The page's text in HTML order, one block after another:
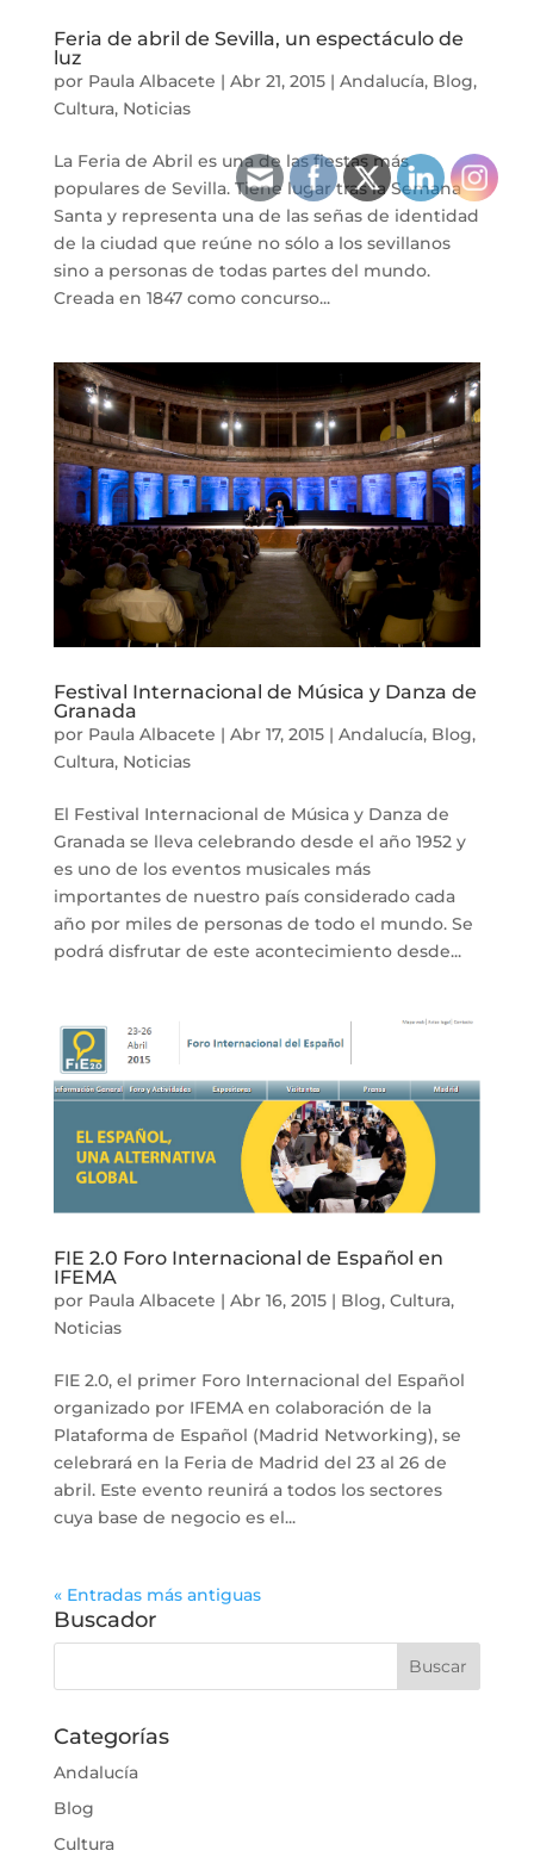
Feria de abril de Sevilla, un espectáculo de
luz
por Paula Albacete | Abr 21, 2015| Andalucía, Blog,
Cultura, Noticias
La Feria de Abril es una de las fiestas más
populares de Sevilla. Tiene lugar tras la Semana
Santa y representa una de las señas de identidad
de la ciudad que reúne no sólo a los sevillanos
sino a personas de todas partes del mundo.
Creada en 1847 como concurso...
Festival Internacional de Música y Danza de
Granada
por Paula Albacete | Abr 17, 2015| Andalucía, Blog,
Cultura, Noticias
El Festival Internacional de Música y Danza de
Granada se lleva celebrando desde el año 1952 y
es uno de los eventos musicales más
importantes de nuestro país considerado cada
año por miles de personas de todo el mundo. Se
podrá disfrutar de este acontecimiento desde...
FIE 2.0 Foro Internacional de Español en
IFEMA
por Paula Albacete | Abr 16, 2015| Blog, Cultura,
Noticias
FIE 2.0, el primer Foro Internacional del Español
organizado por IFEMA en colaboración de la
Plataforma de Español (Madrid Networking), se
celebrará en la Feria de Madrid del 23 al 26 de
abril. Este evento reunirá a todos los sectores
cuya base de negocio es el...
« Entradas más antiguas
Buscador
Categorías
Andalucía
Blog
Cultura